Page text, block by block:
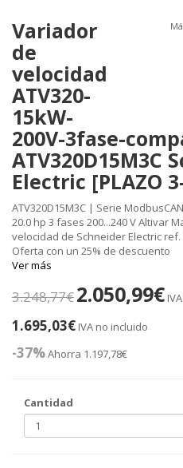
Variador
de
velocidad
ATV320-
15kW-
200V-3fase-
ATV320D15M3C
Electric [PLAZO
ATV320D15M3C | Serie
20.0 hp 3 fases 200...240 V Altivar
velocidad de Schneider Electric ref.
Oferta con un 25% de descuento
Ver más
3.248,77€2.050,99€
1.695,03€ IVA no incluido
-37%Ahorra 1.197,78€
Cantidad